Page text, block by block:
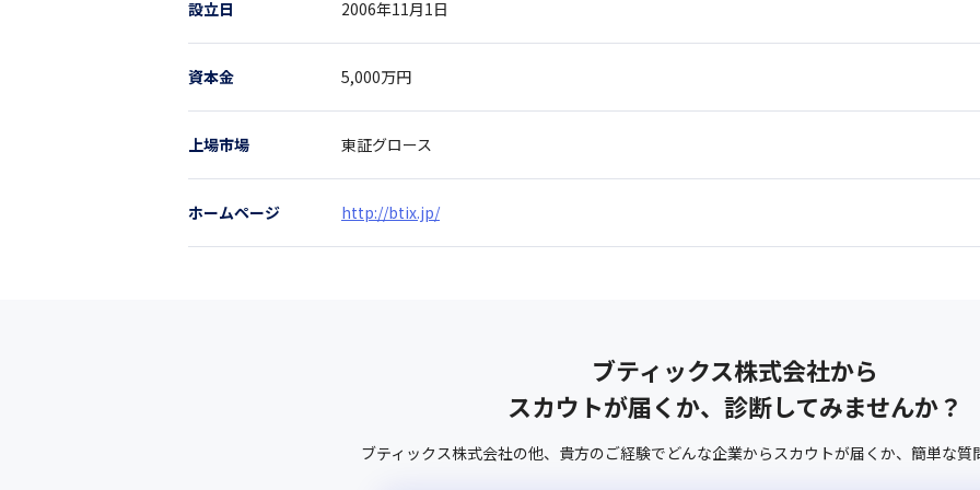
設立日 2006年11月1日
資本金 5,000万円
上場市場 東証グロース
ホームページ http://btix.jp/
ブティックス株式会社から
スカウトが届くか、診断してみませんか？
ブティックス株式会社の他、 貴方のご経験でどんな企業からスカウトが届くか、 簡単な質